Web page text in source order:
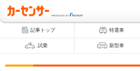
記事トップ 特選車
試乗 新型車